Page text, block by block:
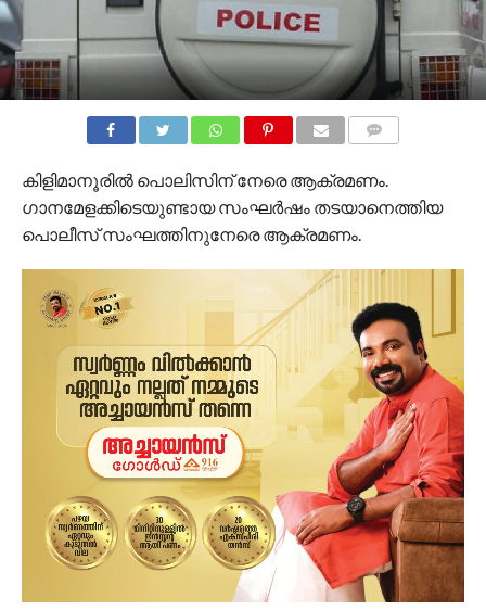
കിളിമാനൂരിൽ പൊലിസിന് നേരെ ആക്രമണം.
ഗാനമേളക്കിടെയുണ്ടായ സംഘർഷം തടയാനെത്തിയ
പൊലീസ് സംഘത്തിനുനേരെ ആക്രമണം.